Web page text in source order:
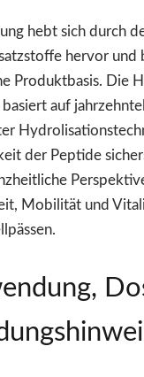
hebt sich durch
hervor und
Produktbasis. Die
auf
der Peptide
Mobilität und